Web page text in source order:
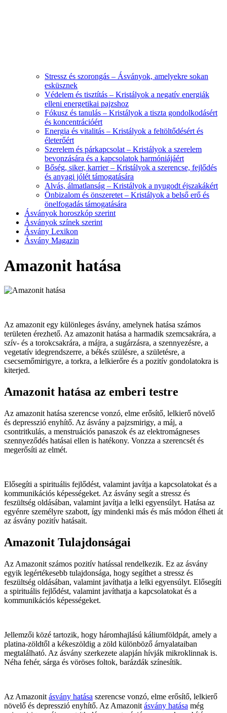
Stressz és szorongás – Ásványok, amelyekre sokan
esküsznek
Védelem és tisztítás – Kristályok a negatív energiák
elleni energetikai pajzshoz
Fókusz és tanulás – Kristályok a tiszta gondolkodásért
és koncentrációért
Energia és vitalitás – Kristályok a feltöltődésért és
életerőért
Szerelem és párkapcsolat – Kristályok a szerelem
bevonzására és a kapcsolatok harmóniájáért
Bőség, siker, karrier – Kristályok a szerencse, fejlődés
és anyagi jólét támogatására
Alvás, álmatlanság – Kristályok a nyugodt éjszakákért
Önbizalom és önszeretet – Kristályok a belső erő és
önelfogadás támogatására
Ásványok horoszkóp szerint
Ásványok színek szerint
Ásvány Lexikon
Ásvány Magazin
Amazonit hatása
Az amazonit egy különleges ásvány, amelynek hatása számos
területen érezhető. Az amazonit hatása a harmadik szemcsakrára, a
szív- és a torokcsakrára, a májra, a sugárzásra, a szennyezésre, a
vegetatív idegrendszerre, a békés szülésre, a születésre, a
csecsemőmirigyre, a torkra, a lelkierőre és a pozitív gondolatokra is
kiterjed.
Amazonit hatása az emberi testre
Az amazonit hatása szerencse vonzó, elme erősítő, lelkierő növelő
és depresszió enyhítő. Az ásvány a pajzsmirigy, a máj, a
csontritkulás, a menstruációs panaszok és az elektromágneses
szennyeződés hatásai ellen is hatékony. Vonzza a szerencsét és
megerősíti az elmét.
Elősegíti a spirituális fejlődést, valamint javítja a kapcsolatokat és a
kommunikációs képességeket. Az ásvány segít a stressz és
feszültség oldásában, valamint javítja a lelki egyensúlyt. Hatása az
egyénre személyre szabott, így mindenki más és más módon élheti át
az ásvány pozitív hatásait.
Amazonit Tulajdonságai
Az Amazonit számos pozitív hatással rendelkezik. Ez az ásvány
egyik legértékesebb tulajdonsága, hogy segíthet a stressz és
feszültség oldásában, valamint javíthatja a lelki egyensúlyt. Elősegíti
a spirituális fejlődést, valamint javíthatja a kapcsolatokat és a
kommunikációs képességeket.
Jellemzői közé tartozik, hogy háromhajlású káliumföldpát, amely a
platina-zöldtől a kékeszöldig a zöld különböző árnyalataiban
megtalálható. Az ásvány szerkezete alapján hívják mikroklinnak is.
Néha fehér, sárga és vöröses foltok, barázdák színesítik.
Az Amazonit ásvány hatása szerencse vonzó, elme erősítő, lelkierő
növelő és depresszió enyhítő. Az Amazonit ásvány hatása még